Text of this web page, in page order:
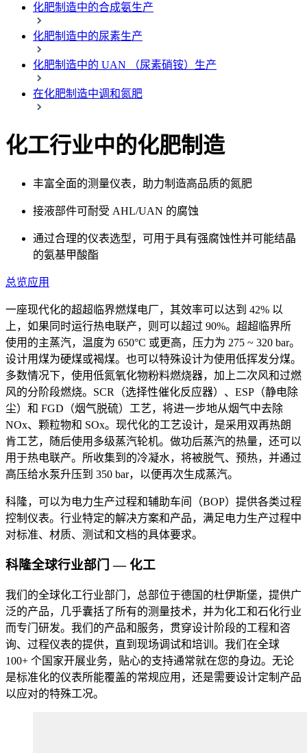
化肥制造中的合成氨生产
化肥制造中的尿素生产
化肥制造中的 UAN （尿素硝铵）生产
在化肥制造中调和氮肥
化工行业中的化肥制造
丰富全面的测量仪表，助力制造高品质的氮肥
接液部件可耐受 AHL/UAN 的腐蚀
通过合理的仪表选型，可用于具有强腐蚀性并可能结晶
的氨基甲酸酯
总览应用
一座现代化的超超临界燃煤电厂，其效率可以达到 42% 以
上，如果同时运行热电联产，则可以超过 90%。超超临界所
使用的主蒸汽，温度为 650°C 或更高，压力为 275 ~ 320 bar。
设计用煤为硬煤或褐煤。也可以特殊设计为使用低挥发分煤。
多数情况下，使用低氮氧化物粉料燃烧器，加上二次风和过燃
风的分阶段燃烧。SCR（选择性催化反应器）、ESP（静电除
尘）和 FGD（烟气脱硫）工艺，将进一步地从烟气中去除
NOx、颗粒物和 SOx。现代化的工艺设计，是采用双再热朗
肯工艺，随后使用多级蒸汽轮机。做功后蒸汽的热量，还可以
用于热电联产。所收集到的冷凝水，将被脱气、预热，并通过
高压给水泵升压到 350 bar，以便再次生成蒸汽。
科隆，可以为电力生产过程和辅助车间（BOP）提供各类过程
控制仪表。行业特定的解决方案和产品，满足电力生产过程中
对标准、材质、测试和文档的具体要求。
科隆全球行业部门 — 化工
我们的全球化工行业部门，总部位于德国的杜伊斯堡，提供广
泛的产品，几乎囊括了所有的测量技术，并为化工和石化行业
而专门研发。我们的产品和服务，贯穿设计阶段的工程和咨
询、过程仪表的提供，直到现场调试和培训。我们在全球
100+ 个国家开展业务，贴心的支持通常就在您的身边。无论
是标准化的仪表所能覆盖的常规应用，还是需要设计定制产品
以应对的特殊工况。